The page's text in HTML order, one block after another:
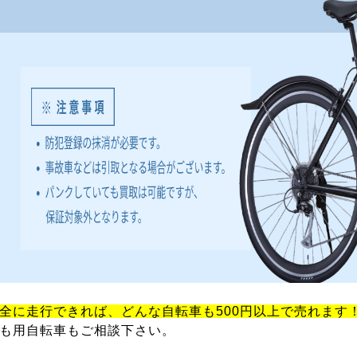
に走行できれば、どんな自転車も500円以上で売れます
用自転車もご相談下さい。